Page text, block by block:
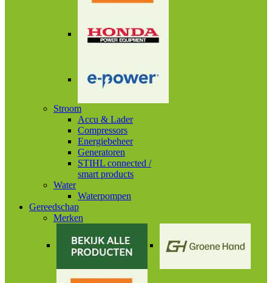
Stroom
Accu & Lader
Compressors
Energiebeheer
Generatoren
STIHL connected /
smart products
Water
Waterpompen
Gereedschap
Merken